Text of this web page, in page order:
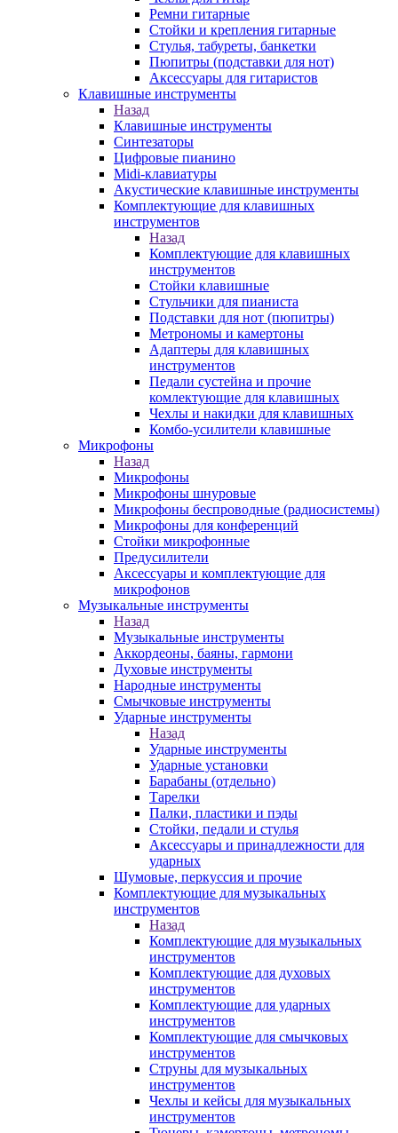
Ремни гитарные
Стойки и крепления гитарные
Стулья, табуреты, банкетки
Пюпитры (подставки для нот)
Аксессуары для гитаристов
Клавишные инструменты
Назад
Клавишные инструменты
Синтезаторы
Цифровые пианино
Midi-клавиатуры
Акустические клавишные инструменты
Комплектующие для клавишных
инструментов
Назад
Комплектующие для клавишных
инструментов
Стойки клавишные
Стульчики для пианиста
Подставки для нот (пюпитры)
Метрономы и камертоны
Адаптеры для клавишных
инструментов
Педали сустейна и прочие
комлектующие для клавишных
Чехлы и накидки для клавишных
Комбо-усилители клавишные
Микрофоны
Назад
Микрофоны
Микрофоны шнуровые
Микрофоны беспроводные (радиосистемы)
Микрофоны для конференций
Стойки микрофонные
Предусилители
Аксессуары и комплектующие для
микрофонов
Музыкальные инструменты
Назад
Музыкальные инструменты
Аккордеоны, баяны, гармони
Духовые инструменты
Народные инструменты
Смычковые инструменты
Ударные инструменты
Назад
Ударные инструменты
Ударные установки
Барабаны (отдельно)
Тарелки
Палки, пластики и пэды
Стойки, педали и стулья
Аксессуары и принадлежности для
ударных
Шумовые, перкуссия и прочие
Комплектующие для музыкальных
инструментов
Назад
Комплектующие для музыкальных
инструментов
Комплектующие для духовых
инструментов
Комплектующие для ударных
инструментов
Комплектующие для смычковых
инструментов
Струны для музыкальных
инструментов
Чехлы и кейсы для музыкальных
инструментов